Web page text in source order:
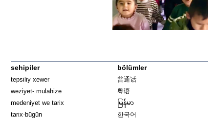
sehipiler
tepsiliy xewer
weziyet- mulahize
medeniyet we tarix
tarix-bügün
bölümler
普通话
粤语
မြန်မာ
한국어